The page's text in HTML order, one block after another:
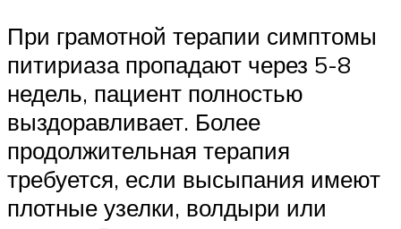
При грамотной терапии симптомы
питириаза пропадают через 5-8
недель, пациент полностью
выздоравливает. Более
продолжительная терапия
требуется, если высыпания имеют
плотные узелки, волдыри или